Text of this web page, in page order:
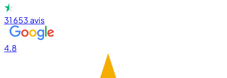
31 653 avis
4.8